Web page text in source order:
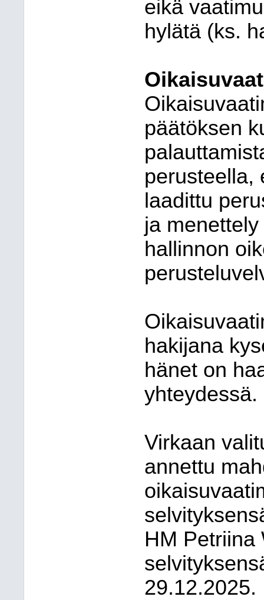
eikä
hylätä (ks.
päätöksen
perusteella,
laadittu
ja
hallinnon
hakijana
hänet on
yhteydessä.
Virkaan
annettu
HM Petriina
29.12.2025.